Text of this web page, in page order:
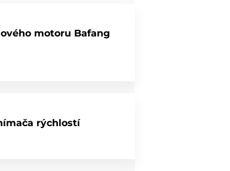
motoru Bafang
rýchlostí